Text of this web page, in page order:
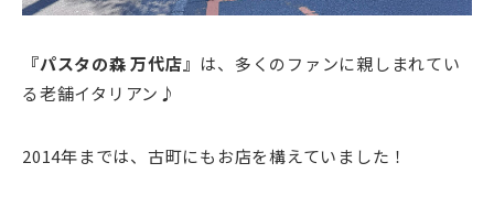
『パスタの森 万代店』 は、多くのファンに親しまれてい
る老舗イタリアン♪
2014年までは、古町にもお店を構えていました！